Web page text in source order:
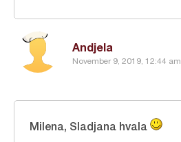
Andjela
November 9, 2019, 12:44 am
Milena, Sladjana hvala